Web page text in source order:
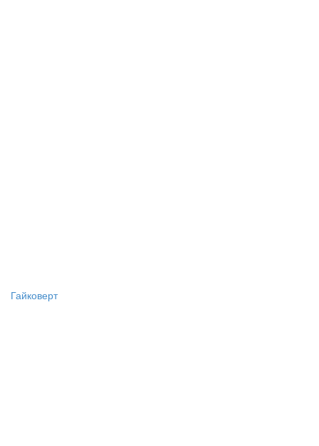
Гайковерт